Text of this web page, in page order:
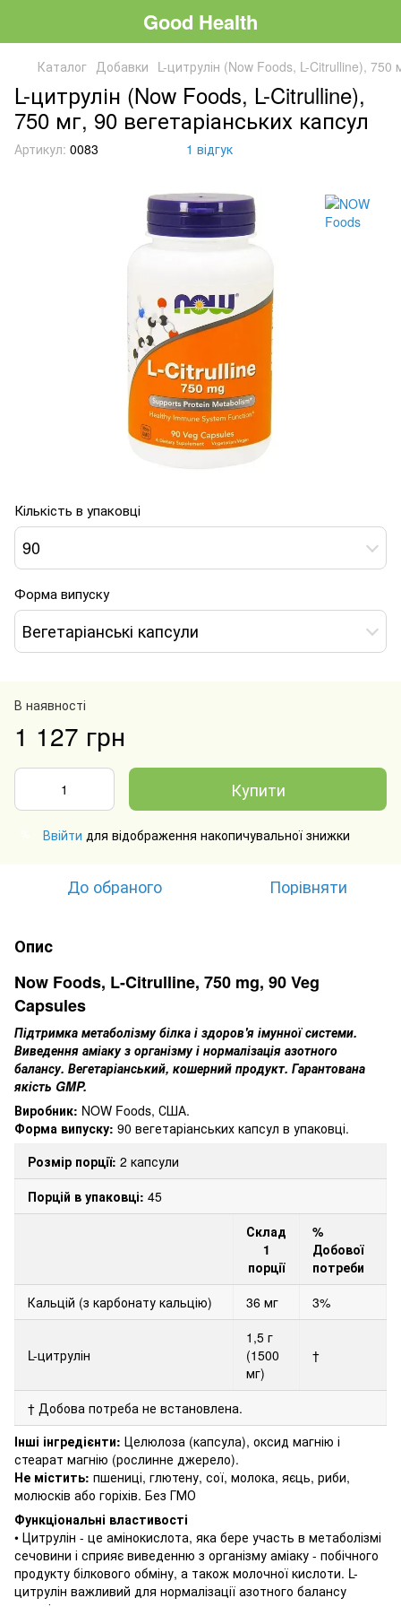
Good Health
Каталог Добавки L-цитрулін (Now Foods, L-Citrulline), 750
L-цитрулін (Now Foods, L-Citrulline),
750 мг, 90 вегетаріанських капсул
Артикул: 0083 1 відгук
Кількість в упаковці
90
Форма випуску
Вегетаріанські капсули
В наявності
1 127 грн
Купити
Ввійти для відображення накопичувальної знижки
До обраного Порівняти
Опис
Now Foods, L-Citrulline, 750 mg, 90 Veg
Capsules
Підтримка метаболізму білка і здоров'я імунної системи.
Виведення аміаку з організму і нормалізація азотного
балансу. Вегетаріанський, кошерний продукт. Гарантована
якість GMP.
Виробник: NOW Foods, США.
Форма випуску: 90 вегетаріанських капсул в упаковці.
Розмір порції: 2 капсули
Порцій в упаковці: 45
Склад
1
порції
%
Добової
потреби
Кальцій (з карбонату кальцію)
36 мг 3%
L-цитрулін
1,5 г
(1500
мг)
†
† Добова потреба не встановлена.
Інші інгредієнти: Целюлоза (капсула), оксид магнію і
стеарат магнію (рослинне джерело).
Не містить: пшениці, глютену, сої, молока, яєць, риби,
молюсків або горіхів. Без ГМО
Функціональні властивості
• Цитрулін - це амінокислота, яка бере участь в метаболізмі
сечовини і сприяє виведенню з організму аміаку - побічного
продукту білкового обміну, а також молочної кислоти. L-
цитрулін важливий для нормалізації азотного балансу